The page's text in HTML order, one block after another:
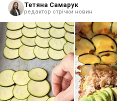
Тетяна Самарук
редактор стрічки новин